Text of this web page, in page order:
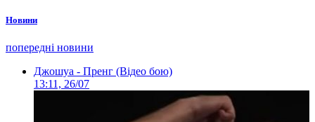
Новини
попередні новини
Джошуа - Пренг (Відео бою)
13:11, 26/07